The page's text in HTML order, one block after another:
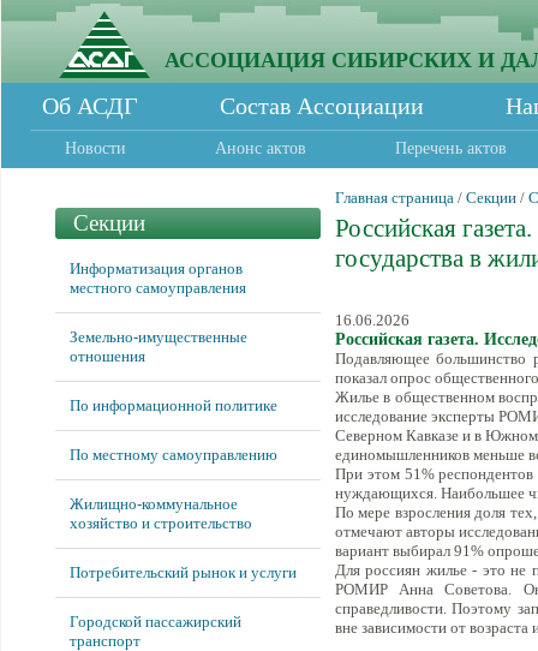
АССОЦИАЦИЯ СИБИРСКИХ И
Об АСДГ Состав Ассоциации
Новости Анонс актов Перечень актов
Секции
Информатизация органов
местного самоуправления
Земельно-имущественные
отношения
По информационной политике
По местному самоуправлению
Жилищно-коммунальное
хозяйство и строительство
Потребительский рынок и услуги
Городской пассажирский
транспорт
Главная страница / Секции /
Российская
государства в
16.06.2026
Российская газета.
Подавляющее большинство
показал опрос
Жилье в общественном
исследование эксперты
Северном Кавказе и в
единомышленников меньше
При этом 51% респондентов
нуждающихся. Наибольшее
По мере взросления доля
отмечают авторы
вариант выбирал 91%
Для россиян жилье - это не
РОМИР Анна Советова.
справедливости. Поэтому
вне зависимости от возраста